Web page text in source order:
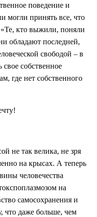
поведение и
могли принять все, что
«Те, кто выжили, поняли
обладают последней,
свободой – в
собственное
где нет собственного
не так велика, не зря
на крысах. А теперь
человечества
на
самосохранения и
что даже больше, чем